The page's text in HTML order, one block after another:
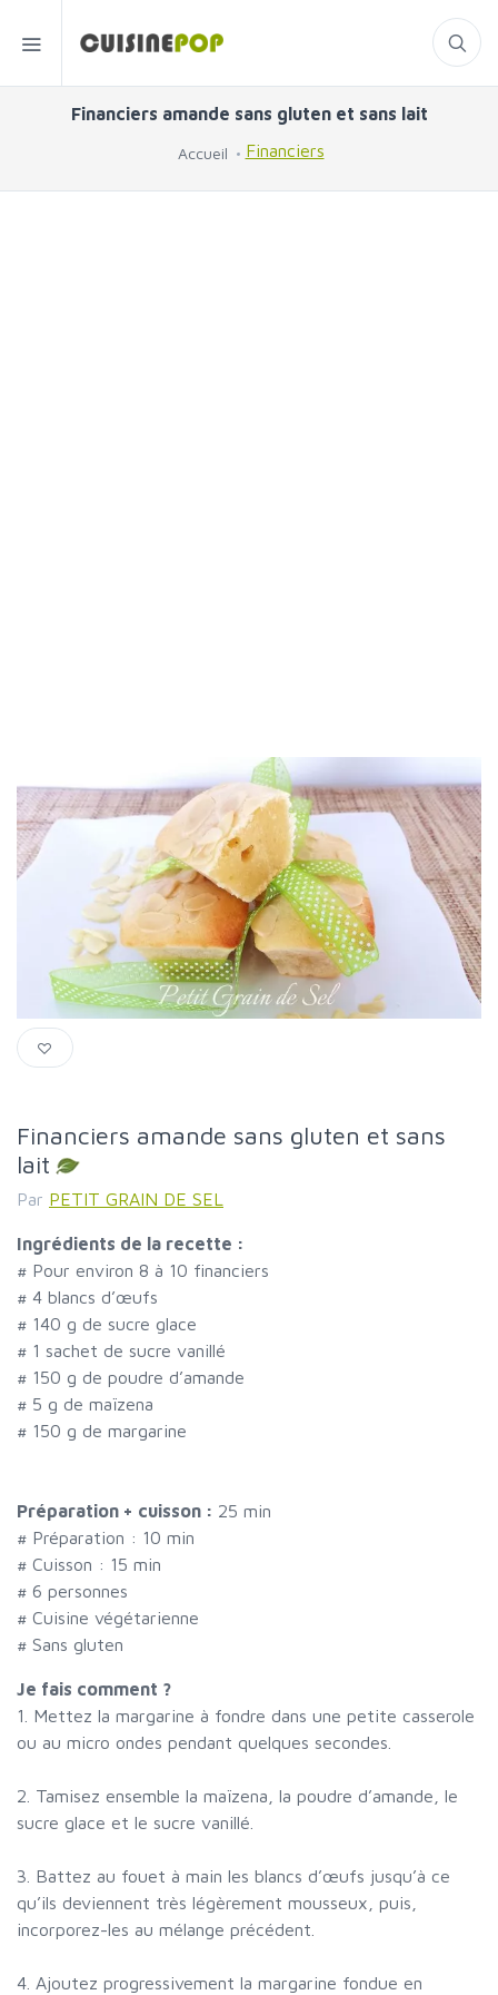
Financiers amande sans gluten et sans lait
Accueil Financiers
Financiers amande sans gluten et sans
lait
Par PETIT GRAIN DE SEL
Ingrédients de la recette :
# Pour environ 8 à 10 financiers
# 4 blancs d’œufs
# 140 g de sucre glace
# 1 sachet de sucre vanillé
# 150 g de poudre d’amande
# 5 g de maïzena
# 150 g de margarine
Préparation + cuisson : 25 min
# Préparation : 10 min
# Cuisson : 15 min
# 6 personnes
# Cuisine végétarienne
# Sans gluten
Je fais comment ?
1. Mettez la margarine à fondre dans une petite casserole
ou au micro ondes pendant quelques secondes.
2. Tamisez ensemble la maïzena, la poudre d’amande, le
sucre glace et le sucre vanillé.
3. Battez au fouet à main les blancs d’œufs jusqu’à ce
qu’ils deviennent très légèrement mousseux, puis,
incorporez-les au mélange précédent.
4. Ajoutez progressivement la margarine fondue en